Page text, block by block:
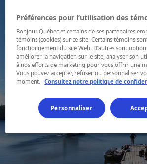
Préférences pour l’utilisation des
Bonjour Québec et certains de ses partenaires
témoins (cookies) sur ce site. Certains témoins
fonctionnement du site Web. D’autres sont
améliorer la navigation sur le site, analyser son
à nos efforts de marketing pour vous offrir une
Vous pouvez accepter, refuser ou personnaliser
moment.
Consultez notre politique de
Personnaliser